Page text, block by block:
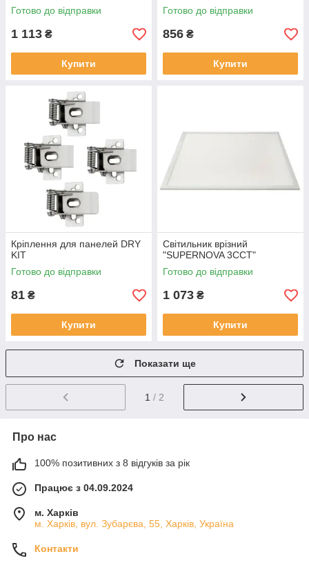
Готово до відправки
1 113 ₴
Купити
Готово до відправки
856 ₴
Купити
Кріплення для панелей DRY
KIT
Готово до відправки
81 ₴
Купити
Світильник врізний
"SUPERNOVA 3CCT"
Готово до відправки
1 073 ₴
Купити
Показати ще
1 / 2
Про нас
100% позитивних з 8 відгуків за рік
Працює з 04.09.2024
м. Харків
м. Харків, вул. Зубарєва, 55, Харків, Україна
Контакти